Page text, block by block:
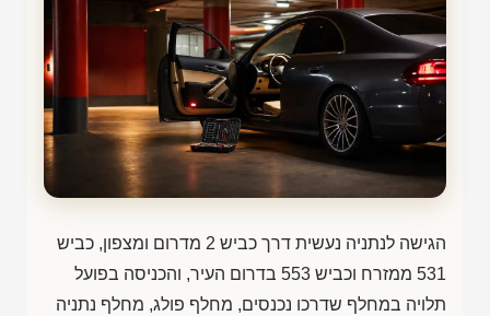
הגישה לנתניה נעשית דרך כביש 2 מדרום ומצפון, כביש
531 ממזרח וכביש 553 בדרום העיר, והכניסה בפועל
תלויה במחלף שדרכו נכנסים, מחלף פולג, מחלף נתניה